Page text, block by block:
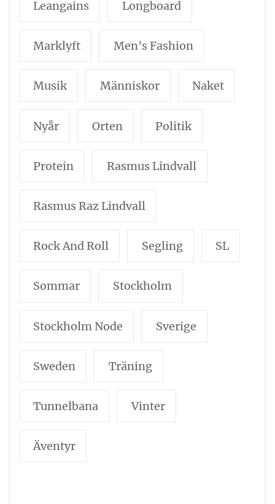
Leangains Longboard
Marklyft Men's Fashion
Musik Människor Naket
Nyår Orten Politik
Protein Rasmus Lindvall
Rasmus Raz Lindvall
Rock And Roll Segling SL
Sommar Stockholm
Stockholm Node Sverige
Sweden Träning
Tunnelbana Vinter
Äventyr